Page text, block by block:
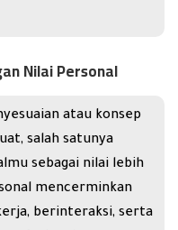
Nilai Personal
atau konsep
salah satunya
sebagai nilai lebih
mencerminkan
berinteraksi, serta